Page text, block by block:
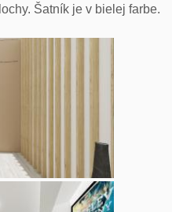
Šatník je v bielej farbe.